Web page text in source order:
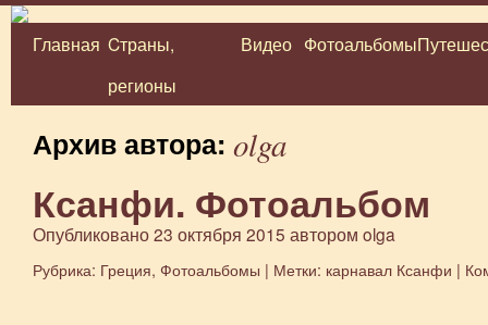
Перейти
Главная Cтраны,
регионы
Видео Фотоальбомы
Архив автора: olga
Ксанфи. Фотоальбом
Опубликовано23 октября 2015 автором olga
Рубрика: Греция, Фотоальбомы | Метки: карнавал Ксанфи |